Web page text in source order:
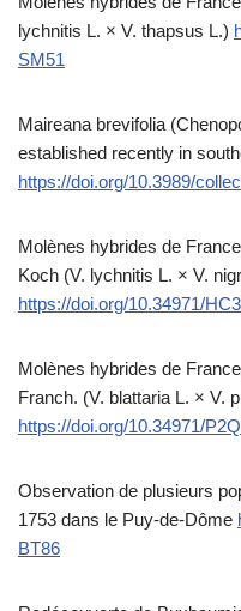
lychnitis L. × V. thapsus L.)
SM51
Maireana brevifolia
established recently in
https://doi.org/10.3989/
Molènes hybrides de
Koch (V. lychnitis L. × V.
https://doi.org/10.34971/
Molènes hybrides de
Franch. (V. blattaria L. × V.
https://doi.org/10.34971/
Observation de plusieurs
1753 dans le Puy-de-Dôme
BT86